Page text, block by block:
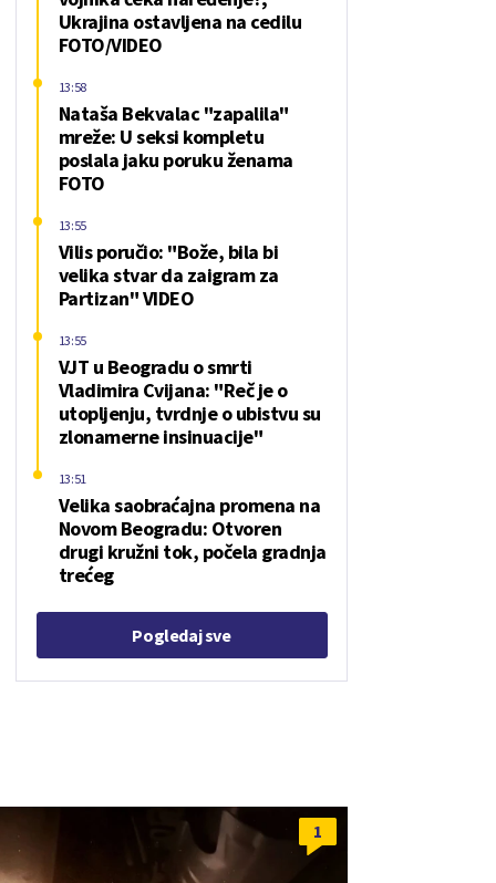
Ukrajina ostavljena na cedilu
FOTO/VIDEO
Nataša Bekvalac "zapalila"
mreže: U seksi kompletu
poslala jaku poruku ženama
FOTO
13:58
Vilis poručio: "Bože, bila bi
velika stvar da zaigram za
Partizan" VIDEO
13:55
VJT u Beogradu o smrti
Vladimira Cvijana: "Reč je o
utopljenju, tvrdnje o ubistvu su
zlonamerne insinuacije"
13:55
Velika saobraćajna promena na
Novom Beogradu: Otvoren
drugi kružni tok, počela gradnja
trećeg
13:51
Pogledaj sve
1